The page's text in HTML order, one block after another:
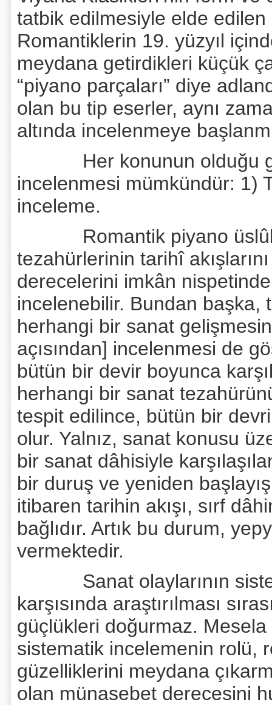
tatbik edilmesiyle elde edilen
Romantiklerin 19. yüzyıl
meydana getirdikleri küçük
“piyano parçaları” diye
olan bu tip eserler, aynı
altında incelenmeye
Her konunun olduğu
incelenmesi mümkündür: 1)
inceleme.
Romantik piyano üslûbu
tezahürlerinin tarihî
derecelerini imkân
incelenebilir. Bundan başka,
herhangi bir sanat
açısından] incelenmesi de
bütün bir devir boyunca
herhangi bir sanat
tespit edilince, bütün bir
olur. Yalnız, sanat konusu
bir sanat dâhisiyle
bir duruş ve yeniden
itibaren tarihin akışı, sırf
bağlıdır. Artık bu durum,
vermektedir.
Sanat olaylarının
karşısında araştırılması
güçlükleri doğurmaz.
sistematik incelemenin rolü,
güzelliklerini meydana
olan münasebet derecesini